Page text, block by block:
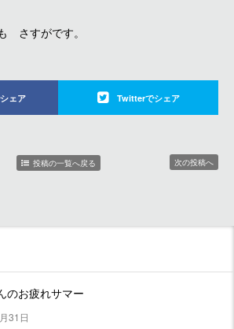
さすがです。
ェア Twitterでシェア
投稿の一覧へ戻る 次の投稿へ
のお疲れサマー
31日